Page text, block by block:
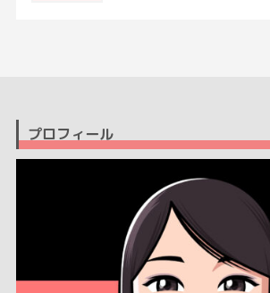
プロフィール